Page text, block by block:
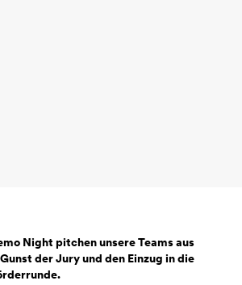
Night pitchen unsere Teams aus
der Jury und den Einzug in die